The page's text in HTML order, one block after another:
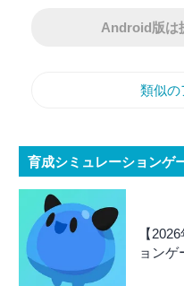
Android版は
類似の
育成シミュレーションゲ
【
ョンゲ